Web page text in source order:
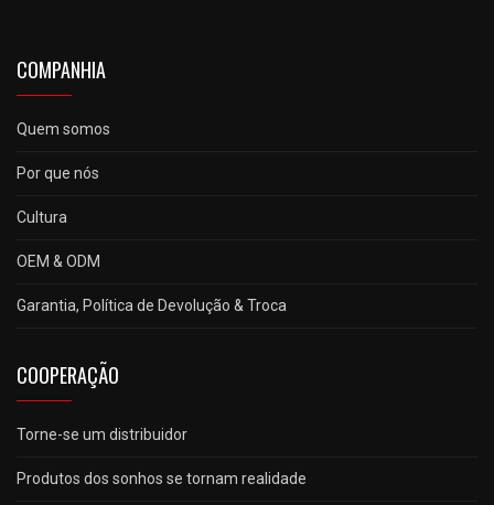
COMPANHIA
Quem somos
Por que nós
Cultura
OEM & ODM
Garantia, Política de Devolução & Troca
COOPERAÇÃO
Torne-se um distribuidor
Produtos dos sonhos se tornam realidade